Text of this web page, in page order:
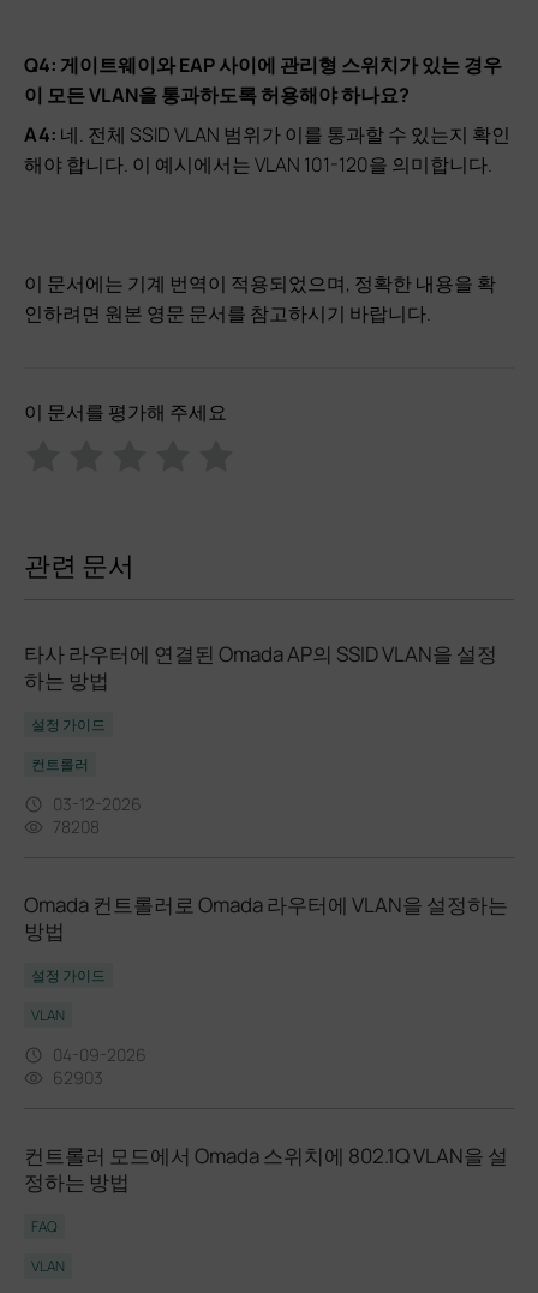
Q4: 게이트웨이와 EAP 사이에 관리형 스위치가 있는 경우
이 모든 VLAN을 통과하도록 허용해야 하나요?
A4: 네. 전체 SSID VLAN 범위가 이를 통과할 수 있는지 확인
해야 합니다. 이 예시에서는 VLAN 101-120을 의미합니다.
이 문서에는 기계 번역이 적용되었으며, 정확한 내용을 확
인하려면 원본 영문 문서를 참고하시기 바랍니다.
이 문서를 평가해 주세요
관련 문서
타사 라우터에 연결된 Omada AP의 SSID VLAN을 설정
하는 방법
설정 가이드
컨트롤러
03-12-2026
78208
Omada 컨트롤러로 Omada 라우터에 VLAN을 설정하는
방법
설정 가이드
VLAN
04-09-2026
62903
컨트롤러 모드에서 Omada 스위치에 802.1Q VLAN을 설
정하는 방법
FAQ
VLAN